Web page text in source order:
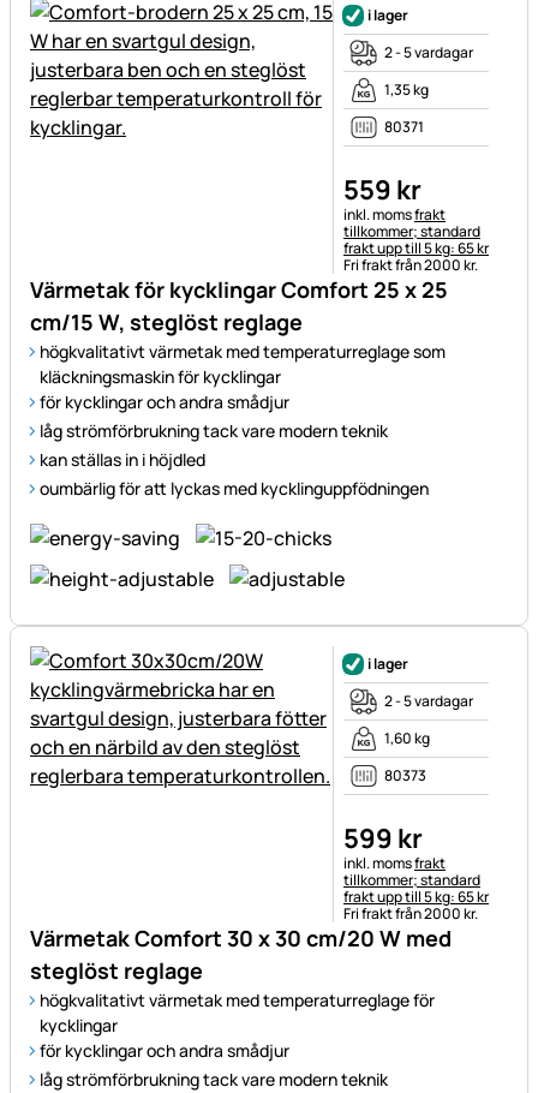
Värmetak för kycklingar Comfort 25 x 25
cm/15 W, steglöst reglage
högkvalitativt värmetak med temperaturreglage som
kläckningsmaskin för kycklingar
för kycklingar och andra smådjur
låg strömförbrukning tack vare modern teknik
kan ställas in i höjdled
oumbärlig för att lyckas med kycklinguppfödningen
i lager
2 - 5 vardagar
1,35 kg
80371
559 kr
Skatteinformation:
inkl. momsfrakt
tillkommer; standard
frakt upp till 5 kg: 65 kr
Fri frakt från 2000 kr.
Värmetak Comfort 30 x 30 cm/20 W med
steglöst reglage
högkvalitativt värmetak med temperaturreglage för
kycklingar
för kycklingar och andra smådjur
låg strömförbrukning tack vare modern teknik
i lager
2 - 5 vardagar
1,60 kg
80373
599 kr
Skatteinformation:
inkl. momsfrakt
tillkommer; standard
frakt upp till 5 kg: 65 kr
Fri frakt från 2000 kr.